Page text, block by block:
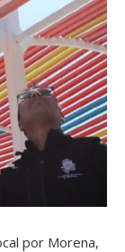
por Morena,